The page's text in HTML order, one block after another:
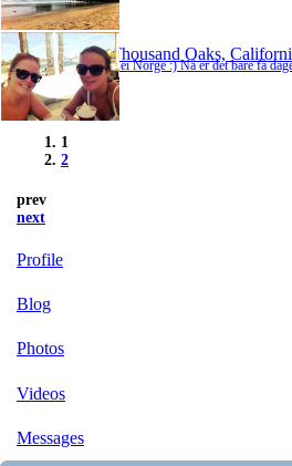
Thousand Oaks,
1
2
prev
next
Profile
Blog
Photos
Videos
Messages